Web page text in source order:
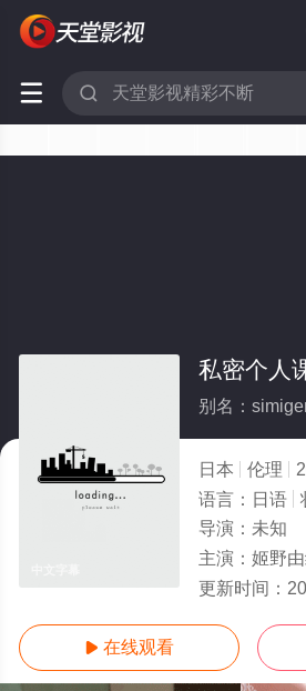
 
私密个人
别名：
日本 伦理
语言： 日语
导演： 未知
主演： 姬野
更新时间：
 在线观看